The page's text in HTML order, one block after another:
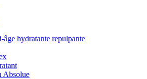
âge hydratante repulpante
Absolue